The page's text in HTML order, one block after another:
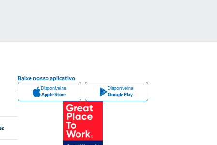
Baixe nosso aplicativo
Disponível na
Apple Store
Disponível na
Google Play